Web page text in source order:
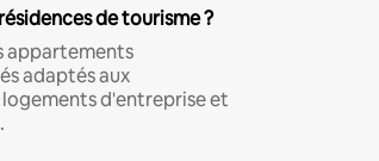
de tourisme ?
appartements
adaptés aux
d'entreprise et